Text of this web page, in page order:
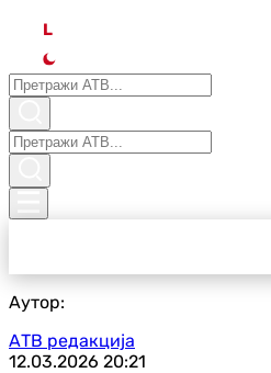
L
Аутор:
АТВ редакција
12.03.2026 20:21